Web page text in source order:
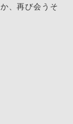
、再び会うそ